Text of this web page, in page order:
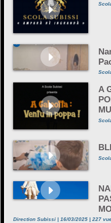
A
Direction Subissi | 16/03/2025 | 227